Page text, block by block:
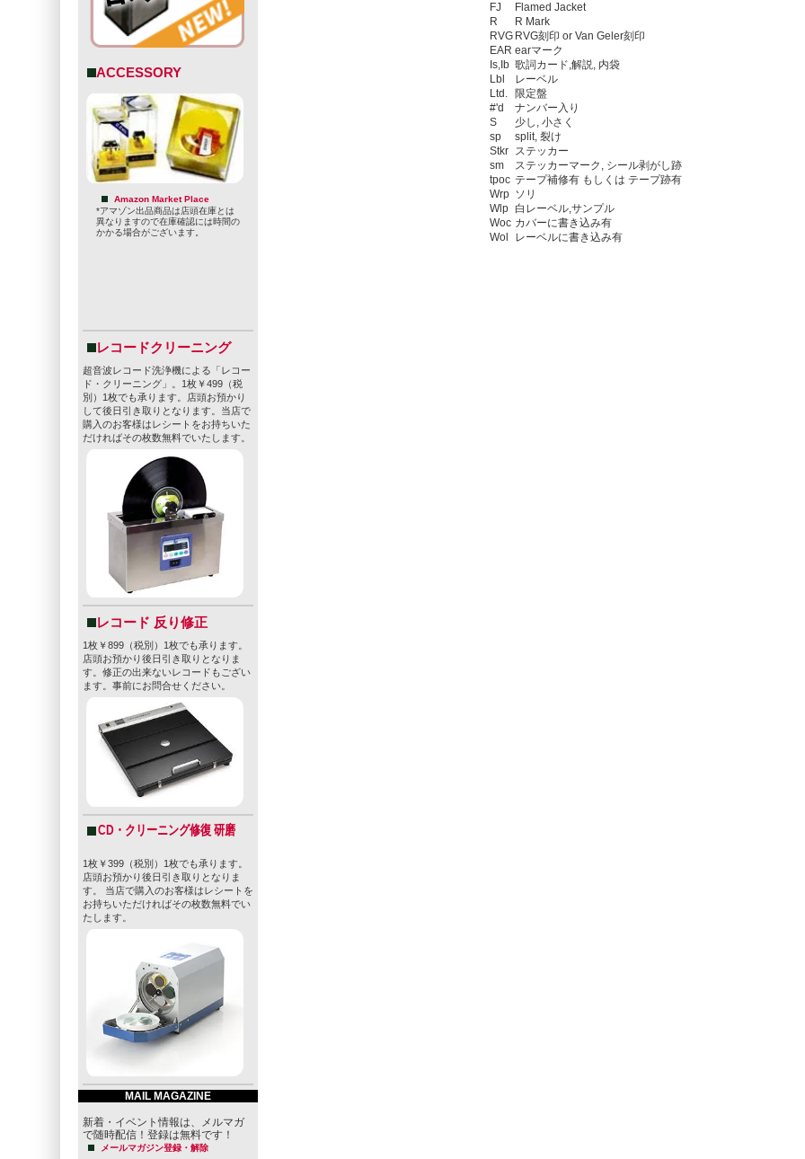
ACCESSORY
Amazon Market Place
*アマゾン出品商品は店頭在庫とは
異なりますので在庫確認には時間の
かかる場合がございます。
レコードクリーニング
超音波レコード洗浄機による「レコー
ド・クリーニング」。1枚￥499（税
別）1枚でも承ります。店頭お預かり
して後日引き取りとなります。当店で
購入のお客様はレシートをお持ちいた
だければその枚数無料でいたします。
レコード 反り修正
1枚￥899（税別）1枚でも承ります。
店頭お預かり後日引き取りとなりま
す。修正の出来ないレコードもござい
ます。事前にお問合せください。
CD・クリーニング修復 研磨
1枚￥399（税別）1枚でも承ります。
店頭お預かり後日引き取りとなりま
す。 当店で購入のお客様はレシートを
お持ちいただければその枚数無料でい
たします。
MAIL MAGAZINE
新着・イベント情報は、メルマガ
で随時配信！登録は無料です！
メールマガジン登録・解除
FJ
Flamed Jacket
R
R Mark
RVG RVG刻印 or Van Geler刻印
EAR earマーク
Is,Ib 歌詞カード,解説, 内袋
Lbl
レーベル
Ltd.
限定盤
#'d
ナンバー入り
S
少し, 小さく
sp
split, 裂け
Stkr ステッカー
sm
ステッカーマーク, シール剥がし跡
tpoc テープ補修有 もしくは テープ跡有
Wrp ソリ
Wlp 白レーベル,サンプル
Woc カバーに書き込み有
Wol
レーベルに書き込み有